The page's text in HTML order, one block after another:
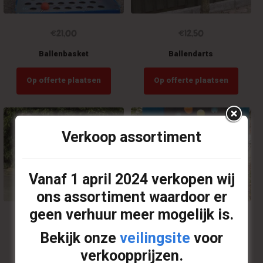
Ballenbasket
Op offerte plaatsen
Ballendarts
Op offerte plaatsen
€21,00
Ballenfontein
€23,00
Ballonnendarts (incl. 50
waterballonnen)
Verkoop assortiment
Vanaf 1 april 2024verkopen wij
ons assortiment waardoor er
geen verhuur meer mogelijk is.
Bekijk onze veilingsite voor
verkoopprijzen.